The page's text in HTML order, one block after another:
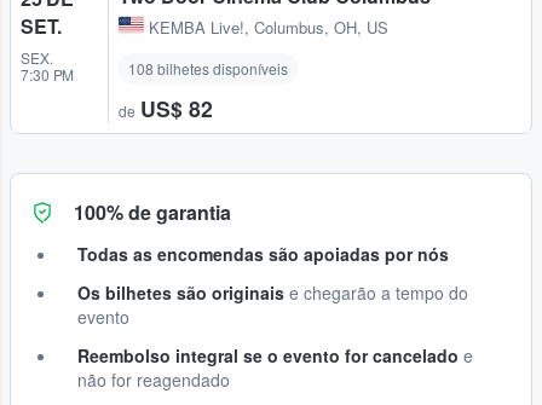
SET.
SEX.
7:30 PM
KEMBA Live!, Columbus, OH, US
108 bilhetes disponíveis
de US$ 82
100% de garantia
Todas as encomendas são apoiadas por nós
Os bilhetes são originais e chegarão a tempo do
evento
Reembolso integral se o evento for cancelado e
não for reagendado